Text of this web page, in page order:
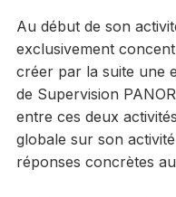
Au début de son
exclusivement
créer par la suite une
de Supervision
entre ces deux
globale sur son
réponses concrètes